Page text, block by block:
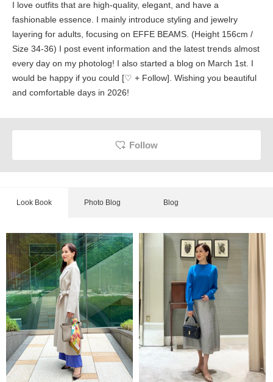
I love outfits that are high-quality, elegant, and have a
fashionable essence. I mainly introduce styling and jewelry
layering for adults, focusing on EFFE BEAMS. (Height 156cm /
Size 34-36) I post event information and the latest trends almost
every day on my photolog! I also started a blog on March 1st. I
would be happy if you could [♡ + Follow]. Wishing you beautiful
and comfortable days in 2026!
Follow
Look Book Photo Blog Blog